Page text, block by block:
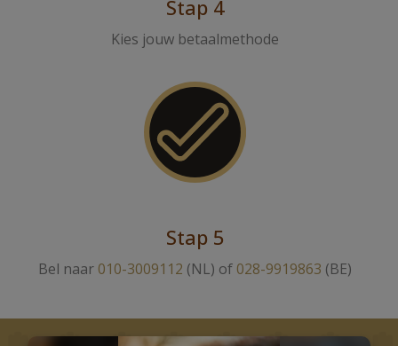
Stap 4
Kies jouw betaalmethode
Stap 5
Bel naar 010-3009112 (NL) of 028-9919863 (BE)